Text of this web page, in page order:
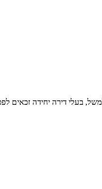
בעלי דירה יחידה